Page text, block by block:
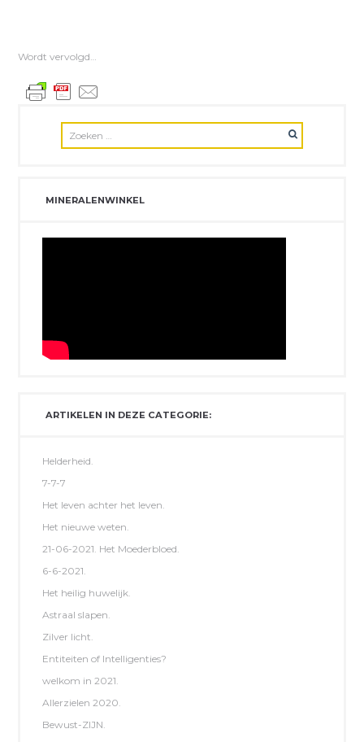
Wordt vervolgd…
MINERALENWINKEL
ARTIKELEN IN DEZE CATEGORIE:
Helderheid.
7-7-7
Het leven achter het leven.
Het nieuwe weten.
21-06-2021. Het Moederbloed.
6-6-2021.
Het heilig huwelijk.
Astraal slapen.
Zilver licht.
Entiteiten of Intelligenties?
welkom in 2021.
Allerzielen 2020.
Bewust-ZIJN.